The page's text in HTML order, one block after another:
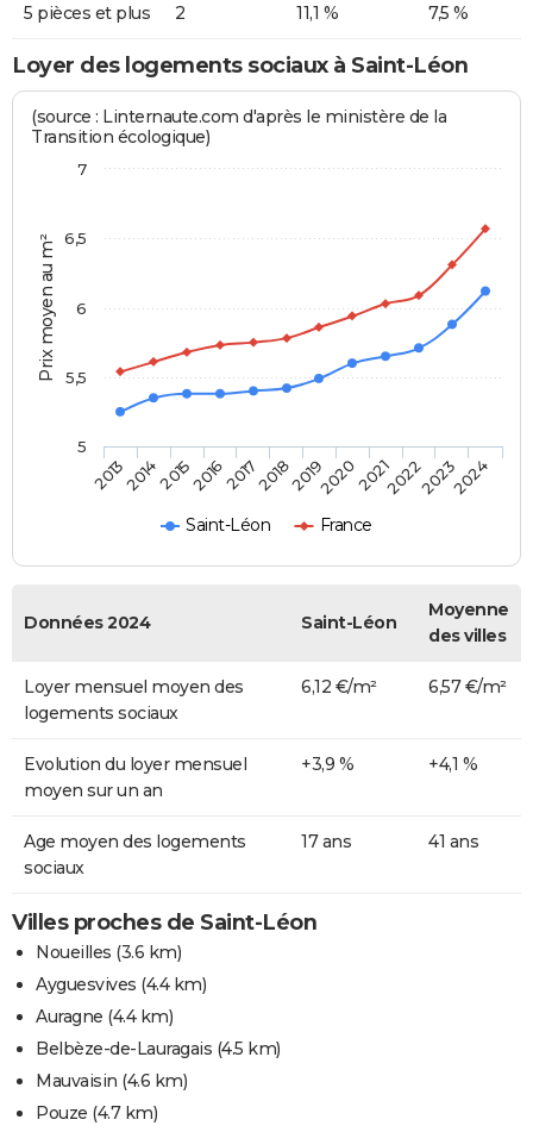
5 pièces et plus 2 11,1 % 7,5 %
Loyer des logements sociaux à Saint-Léon
Prix moyen au m²
(source : Linternaute.com d'après le ministère de la
Transition écologique)
Saint-Léon France
201320142015201620172018201920202021202220232024
5
5,5
6
6,5
7
Données 2024 Saint-Léon
Moyenne
des villes
Loyer mensuel moyen des
logements sociaux
6,12 €/m² 6,57 €/m²
Evolution du loyer mensuel
moyen sur un an
+3,9 % +4,1 %
Age moyen des logements
sociaux
17 ans 41 ans
Villes proches de Saint-Léon
Noueilles (3.6 km)
Ayguesvives (4.4 km)
Auragne (4.4 km)
Belbèze-de-Lauragais (4.5 km)
Mauvaisin (4.6 km)
Pouze (4.7 km)